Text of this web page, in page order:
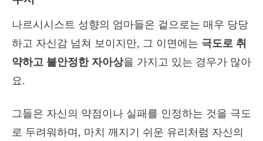
나르시시스트 성향의 엄마들은 겉으로는 매우 당당
하고 자신감 넘쳐 보이지만, 그 이면에는 극도로 취
약하고 불안정한 자아상을 가지고 있는 경우가 많아
요.
그들은 자신의 약점이나 실패를 인정하는 것을 극도
로 두려워하며, 마치 깨지기 쉬운 유리처럼 자신의